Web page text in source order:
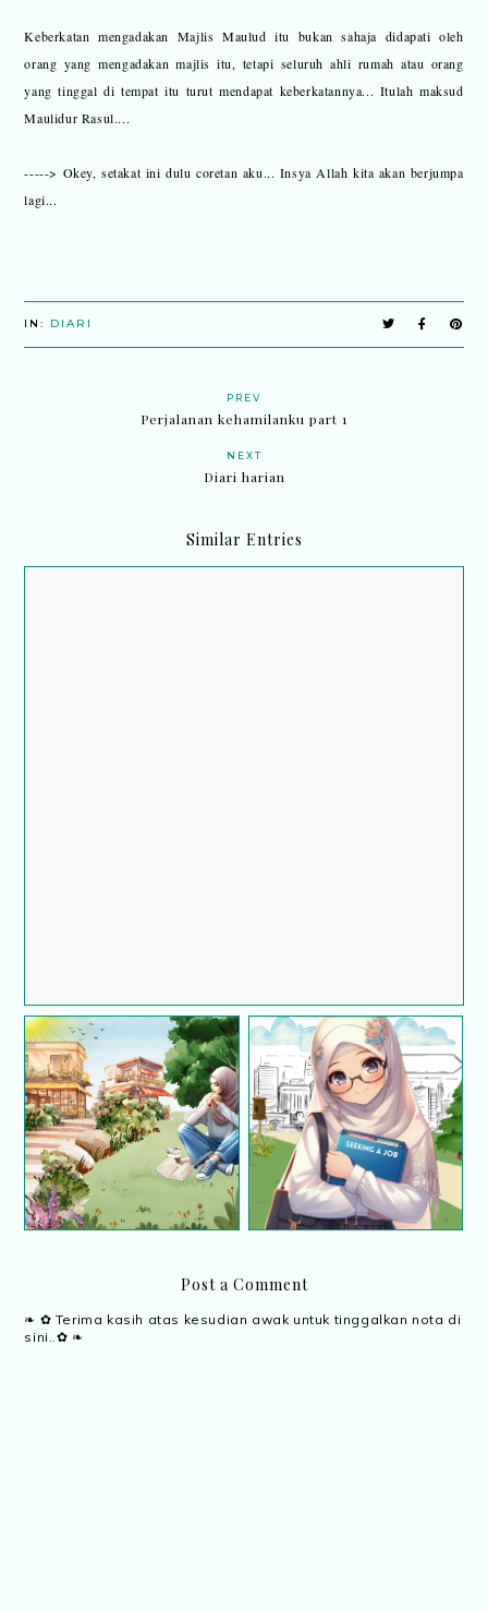
Keberkatan mengadakan Majlis Maulud itu bukan sahaja didapati oleh
orang yang mengadakan majlis itu, tetapi seluruh ahli rumah atau orang
yang tinggal di tempat itu turut mendapat keberkatannya... Itulah maksud
Maulidur Rasul....
-----> Okey, setakat ini dulu coretan aku... Insya Allah kita akan berjumpa
lagi...
IN: DIARI
PREV
Perjalanan kehamilanku part 1
NEXT
Diari harian
Similar Entries
Catatan diari – Dunia
yang kian tua
Iklan Jawatan Kosong
Perpustakaan Desa
Perpustakaan Negara
Malaysia
Post a Comment
❧ ✿ Terima kasih atas kesudian awak untuk tinggalkan nota di
sini..✿ ❧